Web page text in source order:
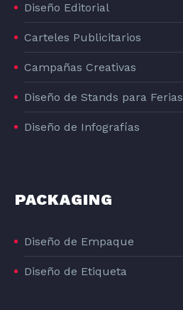
Diseño Editorial
Carteles Publicitarios
Campañas Creativas
Diseño de Stands para Ferias
Diseño de Infografías
PACKAGING
Diseño de Empaque
Diseño de Etiqueta